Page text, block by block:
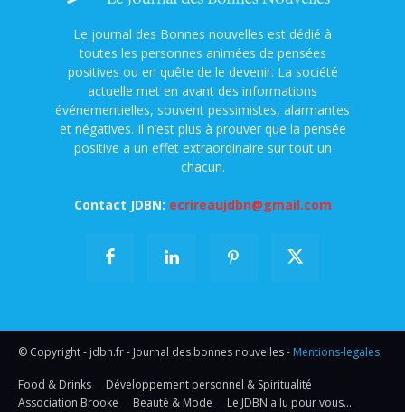
Le journal des Bonnes nouvelles est dédié à
toutes les personnes animées de pensées
positives ou en quête de le devenir. La société
actuelle met en avant des informations
événementielles, souvent pessimistes, alarmantes
et négatives. Il n’est plus à prouver que la pensée
positive a un effet extraordinaire sur tout un
chacun.
Contact JDBN: ecrireaujdbn@gmail.com
© Copyright - jdbn.fr - Journal des bonnes nouvelles - Mentions-legales
Food & Drinks
Développement personnel & Spiritualité
Association Brooke
Beauté & Mode Le JDBN a lu pour vous…